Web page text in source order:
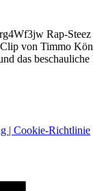
Rap-
von Timmo
das
| Cookie-Richtlinie